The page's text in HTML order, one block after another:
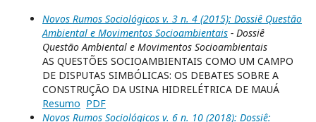
Novos Rumos Sociológicos v. 3 n. 4 (2015): Dossiê Questão
Ambiental e Movimentos Socioambientais - Dossiê
Questão Ambiental e Movimentos Socioambientais
AS QUESTÕES SOCIOAMBIENTAIS COMO UM CAMPO
DE DISPUTAS SIMBÓLICAS: OS DEBATES SOBRE A
CONSTRUÇÃO DA USINA HIDRELÉTRICA DE MAUÁ
Resumo PDF
Novos Rumos Sociológicos v. 6 n. 10 (2018): Dossiê: